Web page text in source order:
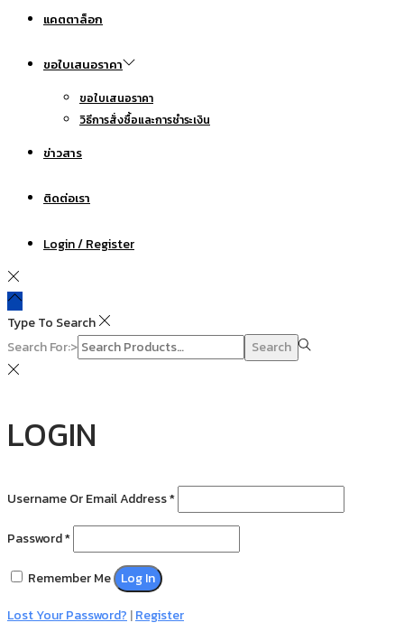
แคตตาล็อก
ขอใบเสนอราคา
ขอใบเสนอราคา
วิธีการสั่งซื้อและการชำระเงิน
ข่าวสาร
ติดต่อเรา
Login / Register
Type To Search
Search For:>
Search
LOGIN
Username Or Email Address*
Password*
Remember Me Log In
Lost Your Password?|Register